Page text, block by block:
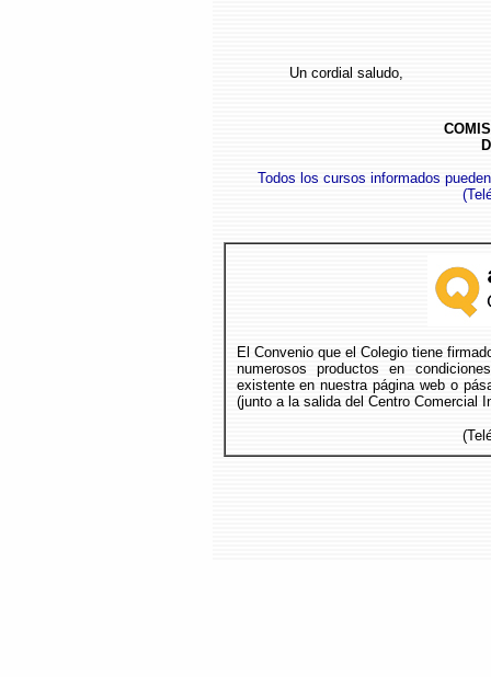
Un cordial saludo,
Todos los cursos informados
(
El Convenio que el Colegio tiene
numerosos productos en
existente en nuestra página web o
(junto a la salida del Centro Comercial